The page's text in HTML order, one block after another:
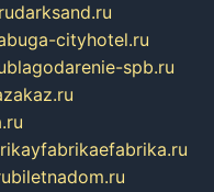
darksand.ru
cityhotel.ru
blagodarenie-spb.ru
biletnadom.ru